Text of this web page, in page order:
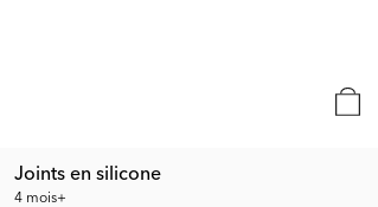
Joints en silicone
4 mois+